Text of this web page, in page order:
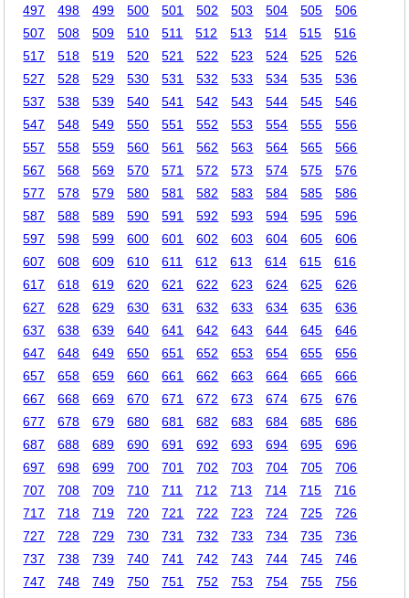
497
498 499 500 501 502 503 504 505
506
507
508 509 510 511 512 513 514 515
516
517
518 519 520 521 522 523 524 525
526
527
528 529 530 531 532 533 534 535
536
537
538 539 540 541 542 543 544 545
546
547
548 549 550 551 552 553 554 555
556
557
558 559 560 561 562 563 564 565
566
567
568 569 570 571 572 573 574 575
576
577
578 579 580 581 582 583 584 585
586
587
588 589 590 591 592 593 594 595
596
597
598 599 600 601 602 603 604 605
606
607
608 609 610 611 612 613 614 615
616
617
618 619 620 621 622 623 624 625
626
627
628 629 630 631 632 633 634 635
636
637
638 639 640 641 642 643 644 645
646
647
648 649 650 651 652 653 654 655
656
657
658 659 660 661 662 663 664 665
666
667
668 669 670 671 672 673 674 675
676
677
678 679 680 681 682 683 684 685
686
687
688 689 690 691 692 693 694 695
696
697
698 699 700 701 702 703 704 705
706
707
708 709 710 711 712 713 714 715
716
717
718 719 720 721 722 723 724 725
726
727
728 729 730 731 732 733 734 735
736
737
738 739 740 741 742 743 744 745
746
747
748 749 750 751 752 753 754 755
756